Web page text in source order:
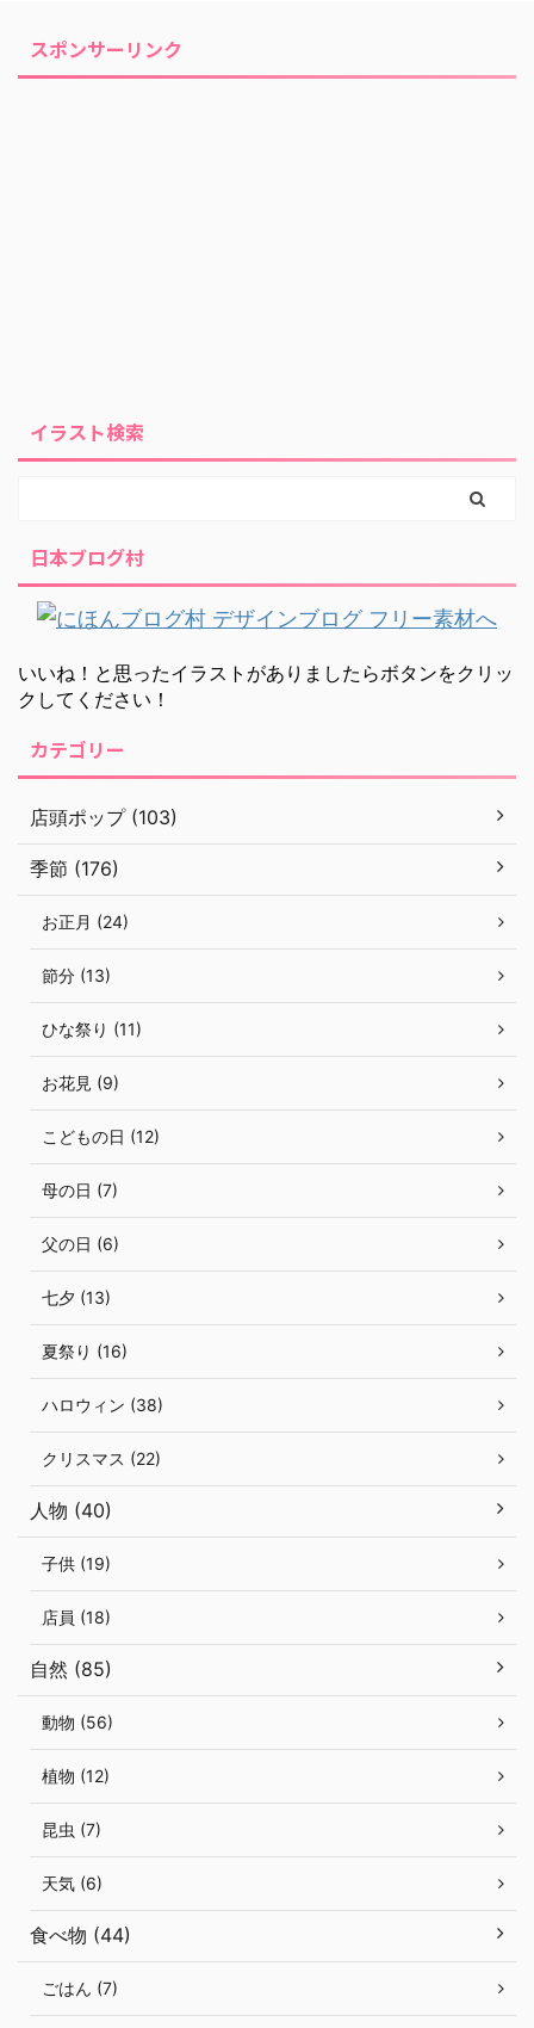
スポンサーリンク
イラスト検索
日本ブログ村
いいね！と思ったイラストがありましたらボタンをクリッ
クしてください！
カテゴリー
店頭ポップ (103)
季節 (176)
お正月 (24)
節分 (13)
ひな祭り (11)
お花見 (9)
こどもの日 (12)
母の日 (7)
父の日 (6)
七夕 (13)
夏祭り (16)
ハロウィン (38)
クリスマス (22)
人物 (40)
子供 (19)
店員 (18)
自然 (85)
動物 (56)
植物 (12)
昆虫 (7)
天気 (6)
食べ物 (44)
ごはん (7)